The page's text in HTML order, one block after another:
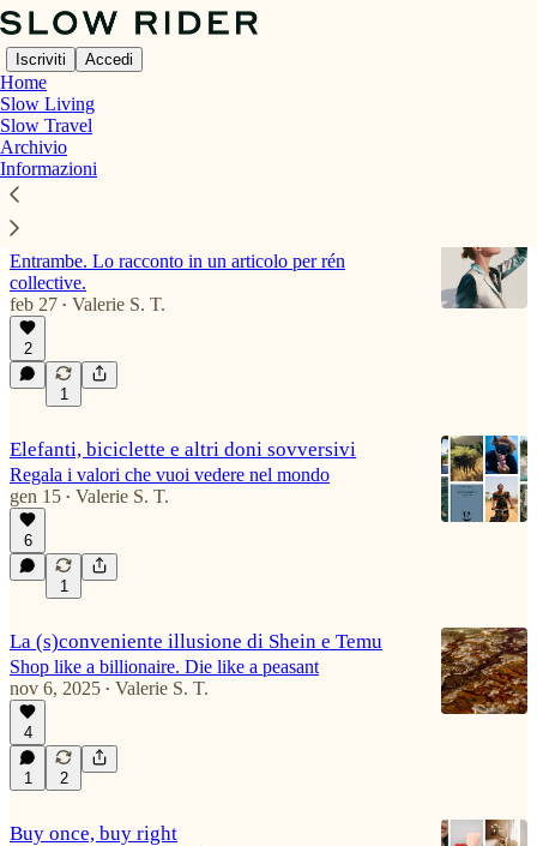
Iscriviti Accedi
Home
Slow Living
Slow Travel
Archivio
Informazioni
Slow Living
Società dei consumi o società rigenerativa?
Entrambe. Lo racconto in un articolo per rén
collective.
feb 27 • Valerie S. T.
2
1
Elefanti, biciclette e altri doni sovversivi
Regala i valori che vuoi vedere nel mondo
gen 15 • Valerie S. T.
6
1
La (s)conveniente illusione di Shein e Temu
Shop like a billionaire. Die like a peasant
nov 6, 2025 • Valerie S. T.
4
1 2
Buy once, buy right